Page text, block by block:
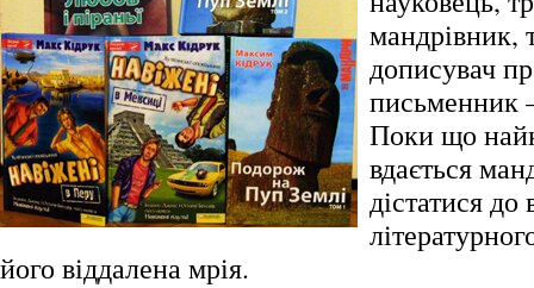
мандрівник,
дописувач
письменник
Поки що
вдається
дістатися
його віддалена мрія.